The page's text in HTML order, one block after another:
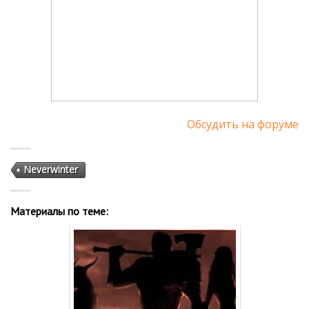
Обсудить на форуме
Neverwinter
Материалы по теме: